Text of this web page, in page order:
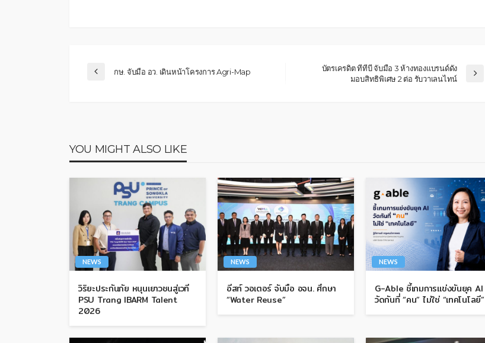
กษ. จับมือ อว. เดินหน้าโครงการ Agri-Map
บัตรเครดิต ทีทีบี จับมือ 3 ห้างทองแบรนด์ดัง
มอบสิทธิพิเศษ 2 ต่อ รับวาเลนไทน์
YOU MIGHT ALSO LIKE
NEWS
วิริยะประกันภัย หนุนเยาวชนสู่เวที
PSU Trang IBARM Talent
2026
NEWS
อีสท์ วอเตอร์ จับมือ อจน. ศึกษา
“Water Reuse”
NEWS
G-Able ชี้เกมการแข่งขันยุค AI
วัดกันที่ “คน” ไม่ใช่ “เทคโนโลยี”